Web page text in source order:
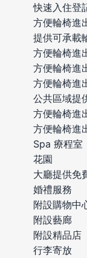
快速入住登
方便輪椅進
提供可承載
方便輪椅進
方便輪椅進
方便輪椅進
公共區域提
方便輪椅進
方便輪椅進
Spa 療程室
花園
大廳提供免
婚禮服務
附設購物中
附設藝廊
附設精品店
行李寄放